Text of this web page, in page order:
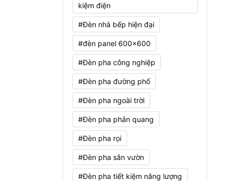
kiệm điện
#Đèn nhà bếp hiện đại
#đèn panel 600x600
#Đèn pha công nghiệp
#Đèn pha đường phố
#Đèn pha ngoài trời
#Đèn pha phản quang
#Đèn pha rọi
#Đèn pha sân vườn
#Đèn pha tiết kiệm năng lượng